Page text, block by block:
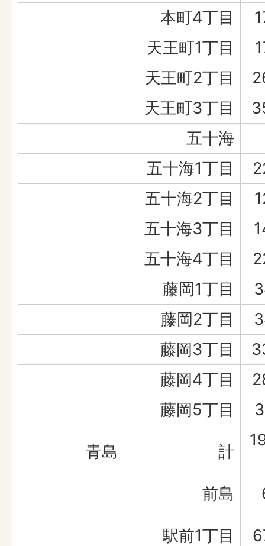
本町4丁目
天王町1丁目
天王町2丁目
天王町3丁目
五十海
五十海1丁目
五十海2丁目
五十海3丁目
五十海4丁目
藤岡1丁目
藤岡2丁目
藤岡3丁目
藤岡4丁目
藤岡5丁目
青島 計
前島
駅前1丁目